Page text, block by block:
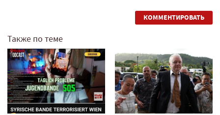
КОММЕНТИРОВАТЬ
Также по теме